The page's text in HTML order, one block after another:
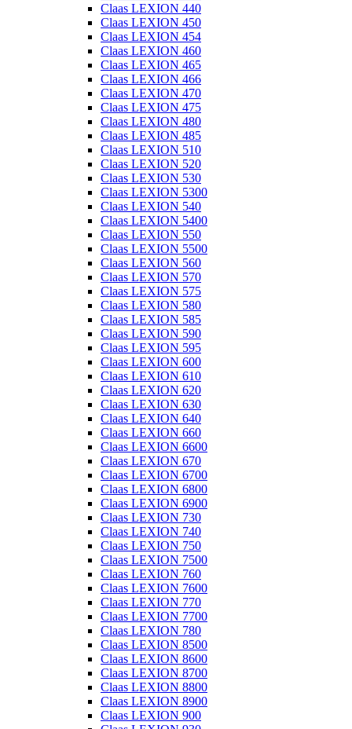
Claas LEXION 440
Claas LEXION 450
Claas LEXION 454
Claas LEXION 460
Claas LEXION 465
Claas LEXION 466
Claas LEXION 470
Claas LEXION 475
Claas LEXION 480
Claas LEXION 485
Claas LEXION 510
Claas LEXION 520
Claas LEXION 530
Claas LEXION 5300
Claas LEXION 540
Claas LEXION 5400
Claas LEXION 550
Claas LEXION 5500
Claas LEXION 560
Claas LEXION 570
Claas LEXION 575
Claas LEXION 580
Claas LEXION 585
Claas LEXION 590
Claas LEXION 595
Claas LEXION 600
Claas LEXION 610
Claas LEXION 620
Claas LEXION 630
Claas LEXION 640
Claas LEXION 660
Claas LEXION 6600
Claas LEXION 670
Claas LEXION 6700
Claas LEXION 6800
Claas LEXION 6900
Claas LEXION 730
Claas LEXION 740
Claas LEXION 750
Claas LEXION 7500
Claas LEXION 760
Claas LEXION 7600
Claas LEXION 770
Claas LEXION 7700
Claas LEXION 780
Claas LEXION 8500
Claas LEXION 8600
Claas LEXION 8700
Claas LEXION 8800
Claas LEXION 8900
Claas LEXION 900